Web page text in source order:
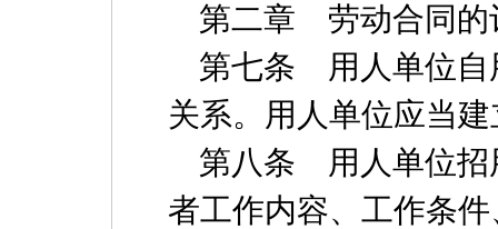
第二章 劳动合同的
第七条 用人单位自
关系。用人单位应当
第八条 用人单位招
者工作内容、工作条